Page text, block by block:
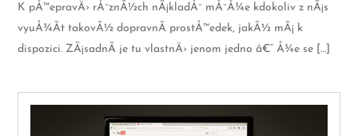
K pÅ™epravÄ› rÅ¯znÃ½ch nÃ¡kladÅ¯ mÅ¯Å¾e kdokoliv z nÃ¡s
vyuÅ¾Ã­t takovÃ½ dopravnÃ­ prostÅ™edek, jakÃ½ mÃ¡ k
dispozici. ZÃ¡sadnÃ­ je tu vlastnÄ› jenom jedno â€“ Å¾e se […]